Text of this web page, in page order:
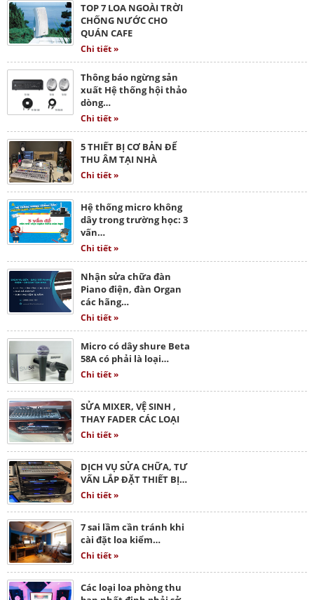
TOP 7 LOA NGOÀI TRỜI
CHỐNG NƯỚC CHO
QUÁN CAFE
Chi tiết »
Thông báo ngừng sản
xuất Hệ thống hội thảo
dòng…
Chi tiết »
5 THIẾT BỊ CƠ BẢN ĐỂ
THU ÂM TẠI NHÀ
Chi tiết »
Hệ thống micro không
dây trong trường học: 3
vấn…
Chi tiết »
Nhận sửa chữa đàn
Piano điện, đàn Organ
các hãng…
Chi tiết »
Micro có dây shure Beta
58A có phải là loại…
Chi tiết »
SỬA MIXER, VỆ SINH ,
THAY FADER CÁC LOẠI
Chi tiết »
DỊCH VỤ SỬA CHỮA, TƯ
VẤN LẮP ĐẶT THIẾT BỊ…
Chi tiết »
7 sai lầm cần tránh khi
cài đặt loa kiểm…
Chi tiết »
Các loại loa phòng thu